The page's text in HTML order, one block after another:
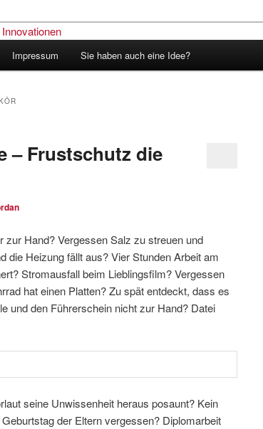
Das Schweizer Magazin
Impressum Sie haben auch eine Idee?
– Frustschutz die
Hand? Vergessen Salz zu streuen und
die Heizung fällt aus? Vier Stunden Arbeit am
Stromausfall beim Lieblingsfilm? Vergessen
hat einen Platten? Zu spät entdeckt, dass es
und den Führerschein nicht zur Hand? Datei
seine Unwissenheit heraus posaunt? Kein
der Eltern vergessen? Diplomarbeit